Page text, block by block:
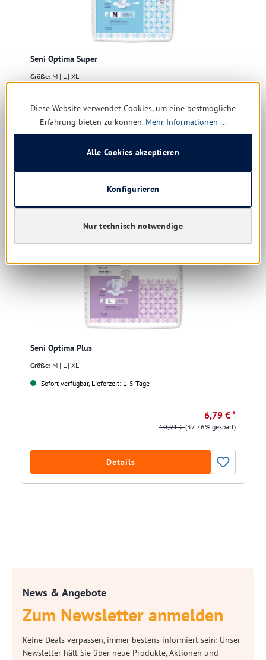
Seni Optima Super
Größe: M | L | XL
6,07 € *
Details
Seni Optima Plus
Größe: M | L | XL
Sofort verfügbar, Lieferzeit: 1-5 Tage
6,79 € *
10,91 €(37.76% gespart)
Details
News & Angebote
Zum Newsletter anmelden
Keine Deals verpassen, immer bestens informiert sein: Unser
Newsletter hält Sie über neue Produkte, Aktionen und
Diese Website verwendet Cookies, um eine bestmögliche
Erfahrung bieten zu können. Mehr Informationen ...
Nur technisch notwendige
Konfigurieren
Alle Cookies akzeptieren